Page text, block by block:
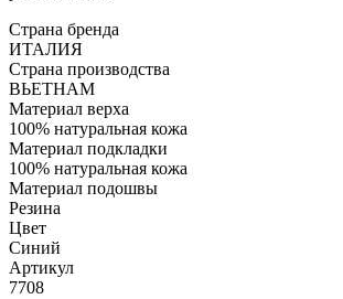
Страна бренда
ИТАЛИЯ
Страна производства
ВЬЕТНАМ
Материал верха
100% натуральная кожа
Материал подкладки
100% натуральная кожа
Материал подошвы
Резина
Цвет
Синий
Артикул
7708